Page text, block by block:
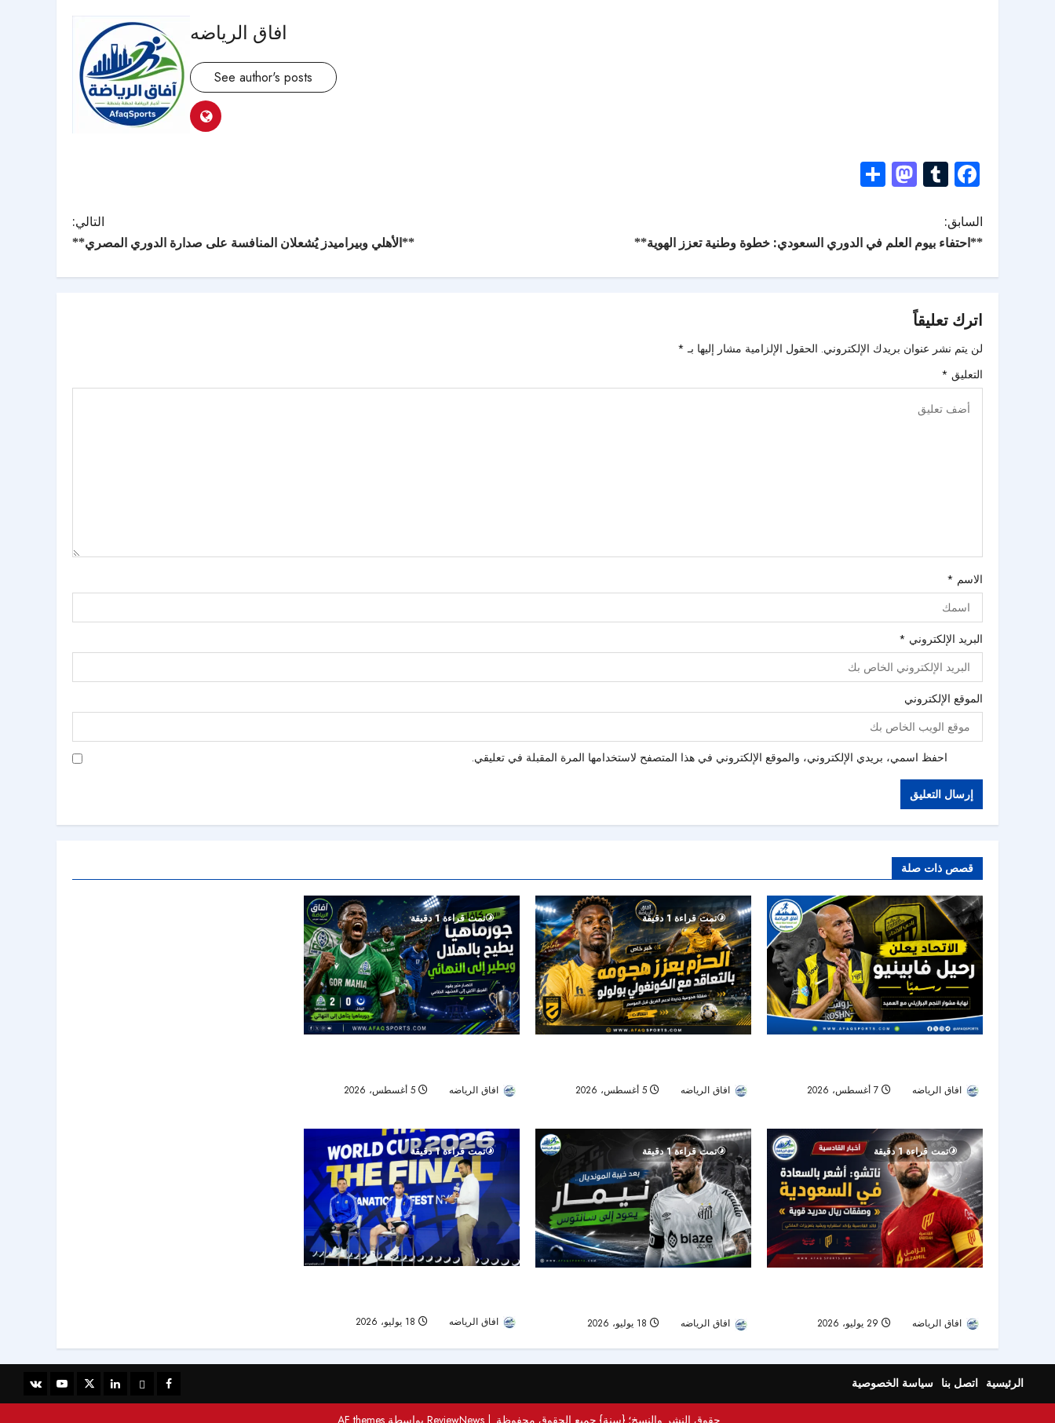
افاق الرياضه
See author's posts
Facebook
Tumblr
Mastodon
السابق:
**احتفاء بيوم العلم في الدوري السعودي: خطوة وطنية تعزز الهوية**
التالي:
**الأهلي وبيراميدز يُشعلان المنافسة على صدارة الدوري المصري**
اترك تعليقاً
لن يتم نشر عنوان بريدك الإلكتروني. الحقول الإلزامية مشار إليها بـ *
التعليق *
الاسم *
البريد الإلكتروني *
الموقع الإلكتروني
احفظ اسمي، بريدي الإلكتروني، والموقع الإلكتروني في هذا المتصفح لاستخدامها المرة المقبلة في تعليقي.
قصص ذات صلة
افاق الرياضه
تمت قراءة 1 دقيقة
افاق الرياضه
تمت قراءة 1 دقيقة
افاق الرياضه
تمت قراءة 1 دقيقة
افاق الرياضه
تمت قراءة 1 دقيقة
افاق الرياضه
تمت قراءة 1 دقيقة
افاق الرياضه
الرئيسية اتصل بنا سياسة الخصوصية
حقوق النشر والنسخ؛ {سنة} جميع الحقوق محفوظة. |
ReviewNews بواسطة AF themes.